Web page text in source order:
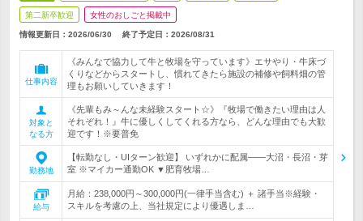
第二新卒歓迎 女性のおしごと掲載中
情報更新日：2026/06/30 終了予定日： 2026/08/31
仕事内容
《みんなで協力して牛と牧場を守っています》エサやり・牛床づ
くりなどからスタートし、慣れてきたら施設の補修や飼料畑の管
理もお願いしていきます！
対象と
なる方
《先輩もみ～んな未経験スタート☆》『牧場で働きたい理由は人
それぞれ！』牛に優しくしてくれる方なら、どんな理由でも大歓
迎です！※要普免
勤務地
【転勤なし・UIターン歓迎】 いずれかに配属――大沼・長沼・芽
室 ※マイカー通勤OK ▼肥育牧場…
給与
月給：238,000円～300,000円(一律手当含む) ＋ 諸手当※経験・
スキルを考慮の上、当社規定により優遇しま…